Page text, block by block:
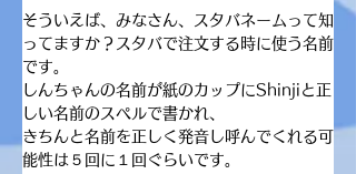
そういえば、みなさん、スタバネームって知
ってますか？スタバで注文する時に使う名前
です。
しんちゃんの名前が紙のカップにShinjiと正
しい名前のスペルで書かれ、
きちんと名前を正しく発音し呼んでくれる可
能性は５回に１回ぐらいです。